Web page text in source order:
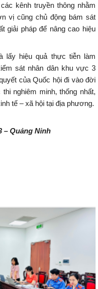
kênh truyền thông nhằm
vị cũng chủ động bám sát
giải pháp để nâng cao hiệu
lấy hiệu quả thực tiễn làm
sát nhân dân khu vực 3
của Quốc hội đi vào đời
nghiêm minh, thống nhất,
tế – xã hội tại địa phương.
– Quảng Ninh